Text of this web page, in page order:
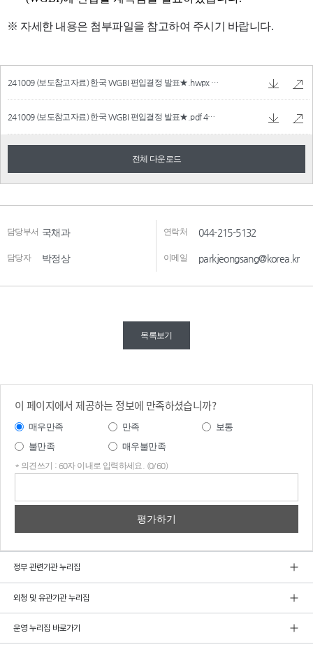
241009 (보도참고자료) 한국 WGBI 편입결정 발표★.hwpx
513.5 KB
241009 (보도참고자료) 한국 WGBI 편입결정 발표★.pdf451.6 KB
전체 다운로드
담당부서 국채과 연락처 044-215-5132
담당자 박정상 이메일 parkjeongsang@korea.kr
목록보기
이 페이지에서 제공하는 정보에 만족하셨습니까?
매우만족 만족
보통
불만족
매우불만족
* 의견쓰기 : 60자 이내로 입력하세요. (0/60)
정부 관련기관 누리집
외청 및 유관기관 누리집
운영 누리집 바로가기